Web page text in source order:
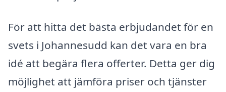
För att hitta det bästa erbjudandet för en
svets i Johannesudd kan det vara en bra
idé att begära flera offerter. Detta ger dig
möjlighet att jämföra priser och tjänster